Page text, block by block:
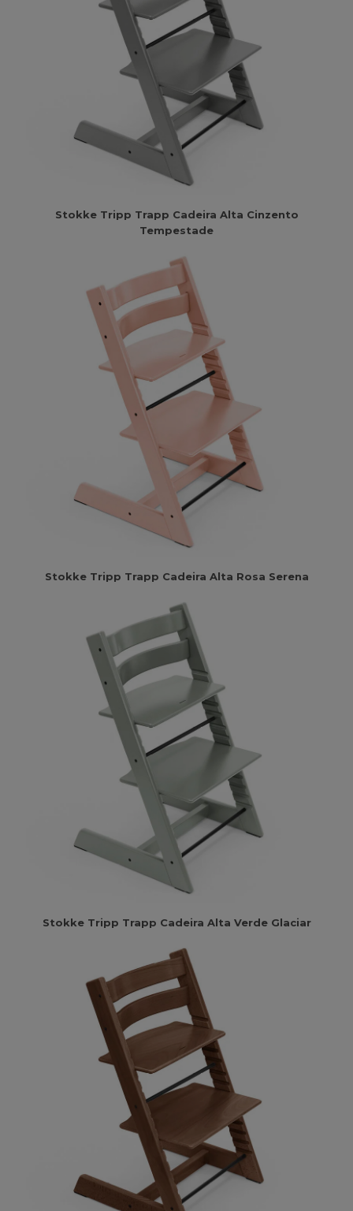
Stokke Tripp Trapp Cadeira Alta Cinzento
Tempestade
Stokke Tripp Trapp Cadeira Alta Rosa Serena
Stokke Tripp Trapp Cadeira Alta Verde Glaciar